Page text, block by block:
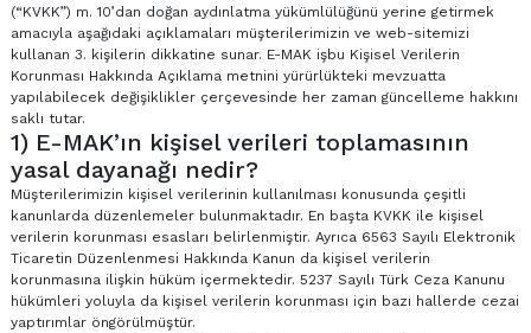
(“KVKK”) m. 10’dan doğan aydınlatma yükümlülüğünü yerine getirmek
amacıyla aşağıdaki açıklamaları müşterilerimizin ve web-sitemizi
kullanan 3. kişilerin dikkatine sunar. E-MAK işbu Kişisel Verilerin
Korunması Hakkında Açıklama metnini yürürlükteki mevzuatta
yapılabilecek değişiklikler çerçevesinde her zaman güncelleme hakkını
saklı tutar.
1) E-MAK’ın kişisel verileri toplamasının
yasal dayanağı nedir?
Müşterilerimizin kişisel verilerinin kullanılması konusunda çeşitli
kanunlarda düzenlemeler bulunmaktadır. En başta KVKK ile kişisel
verilerin korunması esasları belirlenmiştir. Ayrıca 6563 Sayılı Elektronik
Ticaretin Düzenlenmesi Hakkında Kanun da kişisel verilerin
korunmasına ilişkin hüküm içermektedir. 5237 Sayılı Türk Ceza Kanunu
hükümleri yoluyla da kişisel verilerin korunması için bazı hallerde cezai
yaptırımlar öngörülmüştür.